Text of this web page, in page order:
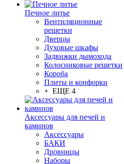
Печное литье
Вентиляционные
решетки
Дверцы
Духовые шкафы
Задвижки дымохода
Колосниковые решетки
Короба
Плиты и конфорки
+ ЕЩЕ 4
Аксессуары для печей и
каминов
Аксессуары
БАКИ
Дровницы
Наборы